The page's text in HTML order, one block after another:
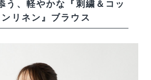
、 軽やかな『刺繍＆コッ
ンリネン』ブラウス